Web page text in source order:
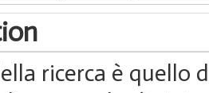
ricerca è quello